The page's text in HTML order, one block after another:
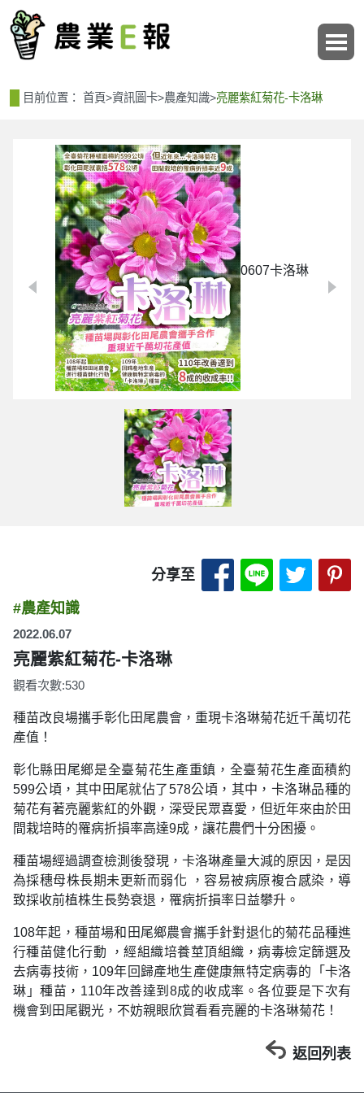
目前位置： 首頁>資訊圖卡>農產知識>亮麗紫紅菊花-卡洛琳
0607卡洛琳
分享至 分享至 Facebook-
分享至分享
#農產知識
2022.06.07
亮麗紫紅菊花-卡洛琳
觀看次數:530
種苗改良場攜手彰化田尾農會，重現卡洛琳菊花近千萬切花
產值！
彰化縣田尾鄉是全臺菊花生產重鎮，全臺菊花生產面積約
599公頃，其中田尾就佔了578公頃，其中，卡洛琳品種的
菊花有著亮麗紫紅的外觀，深受民眾喜愛，但近年來由於田
間栽培時的罹病折損率高達9成，讓花農們十分困擾。
種苗場經過調查檢測後發現，卡洛琳產量大減的原因，是因
為採穗母株長期未更新而弱化 ，容易被病原複合感染，導
致採收前植株生長勢衰退，罹病折損率日益攀升。
108年起，種苗場和田尾鄉農會攜手針對退化的菊花品種進
行種苗健化行動 ，經組織培養莖頂組織，病毒檢定篩選及
去病毒技術，109年回歸產地生產健康無特定病毒的「卡洛
琳」種苗，110年改善達到8成的收成率。各位要是下次有
機會到田尾觀光，不妨親眼欣賞看看亮麗的卡洛琳菊花！
返回列表